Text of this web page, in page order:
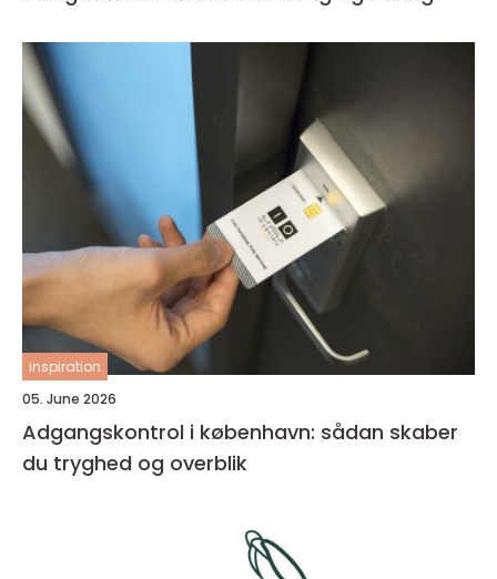
inspiration
05. June 2026
Adgangskontrol i københavn: sådan skaber
du tryghed og overblik